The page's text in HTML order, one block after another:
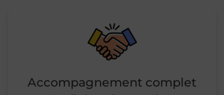
Accompagnement complet